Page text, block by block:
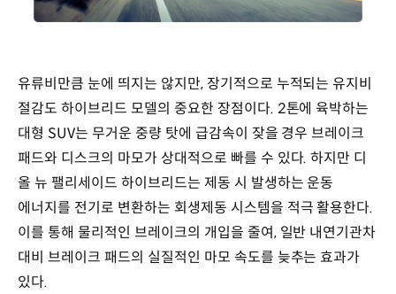
유류비만큼 눈에 띄지는 않지만, 장기적으로 누적되는 유지비
절감도 하이브리드 모델의 중요한 장점이다. 2톤에 육박하는
대형 SUV는 무거운 중량 탓에 급감속이 잦을 경우 브레이크
패드와 디스크의 마모가 상대적으로 빠를 수 있다. 하지만 디
올 뉴 팰리세이드 하이브리드는 제동 시 발생하는 운동
에너지를 전기로 변환하는 회생제동 시스템을 적극 활용한다.
이를 통해 물리적인 브레이크의 개입을 줄여, 일반 내연기관차
대비 브레이크 패드의 실질적인 마모 속도를 늦추는 효과가
있다.